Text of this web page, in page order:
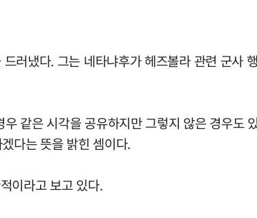
러냈다. 그는 네타냐후가 헤즈볼라 관련 군사
같은 시각을 공유하지만 그렇지 않은 경우도
다는 뜻을 밝힌 셈이다.
이라고 보고 있다.